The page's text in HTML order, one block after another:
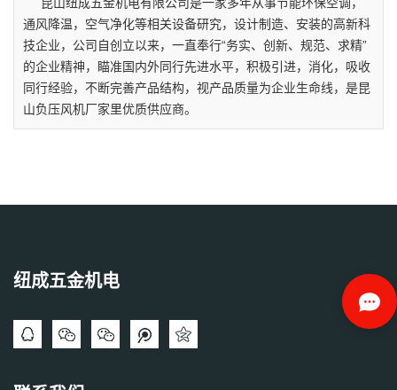
通风降温，空气净化等相关设备研究，设计制造、安装的高新科
技企业，公司自创立以来，一直奉行“务实、创新、规范、求精”
的企业精神，瞄准国内外同行先进水平，积极引进，消化，吸收
同行经验，不断完善产品结构，视产品质量为企业生命线，是昆
山负压风机厂家里优质供应商。
纽成五金机电